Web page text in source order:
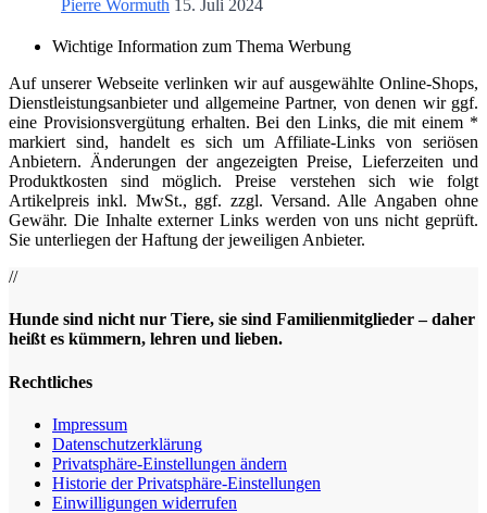
Pierre Wormuth 15. Juli 2024
Wichtige Information zum Thema Werbung
Auf unserer Webseite verlinken wir auf ausgewählte Online-Shops,
Dienstleistungsanbieter und allgemeine Partner, von denen wir ggf.
eine Provisionsvergütung erhalten. Bei den Links, die mit einem *
markiert sind, handelt es sich um Affiliate-Links von seriösen
Anbietern. Änderungen der angezeigten Preise, Lieferzeiten und
Produktkosten sind möglich. Preise verstehen sich wie folgt
Artikelpreis inkl. MwSt., ggf. zzgl. Versand. Alle Angaben ohne
Gewähr. Die Inhalte externer Links werden von uns nicht geprüft.
Sie unterliegen der Haftung der jeweiligen Anbieter.
//
Hunde sind nicht nur Tiere, sie sind Familienmitglieder – daher
heißt es kümmern, lehren und lieben.
Rechtliches
Impressum
Datenschutz­erklärung
Privatsphäre-Einstellungen ändern
Historie der Privatsphäre-Einstellungen
Einwilligungen widerrufen